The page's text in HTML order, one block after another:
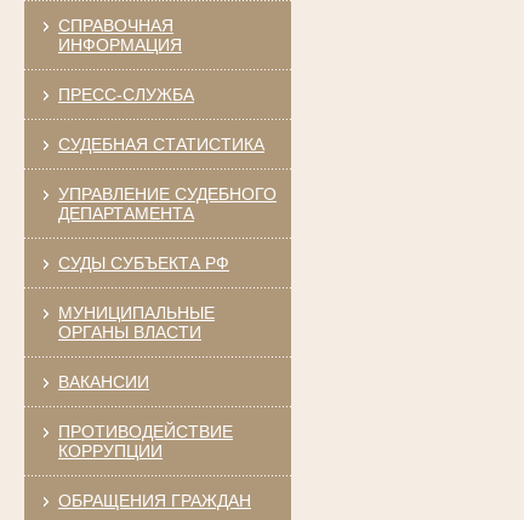
СПРАВОЧНАЯ
ИНФОРМАЦИЯ
ПРЕСС-СЛУЖБА
СУДЕБНАЯ СТАТИСТИКА
УПРАВЛЕНИЕ СУДЕБНОГО
ДЕПАРТАМЕНТА
СУДЫ СУБЪЕКТА РФ
МУНИЦИПАЛЬНЫЕ
ОРГАНЫ ВЛАСТИ
ВАКАНСИИ
ПРОТИВОДЕЙСТВИЕ
КОРРУПЦИИ
ОБРАЩЕНИЯ ГРАЖДАН